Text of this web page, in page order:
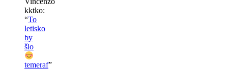
kktko:
“To
letisko
by
šlo
temeraf”